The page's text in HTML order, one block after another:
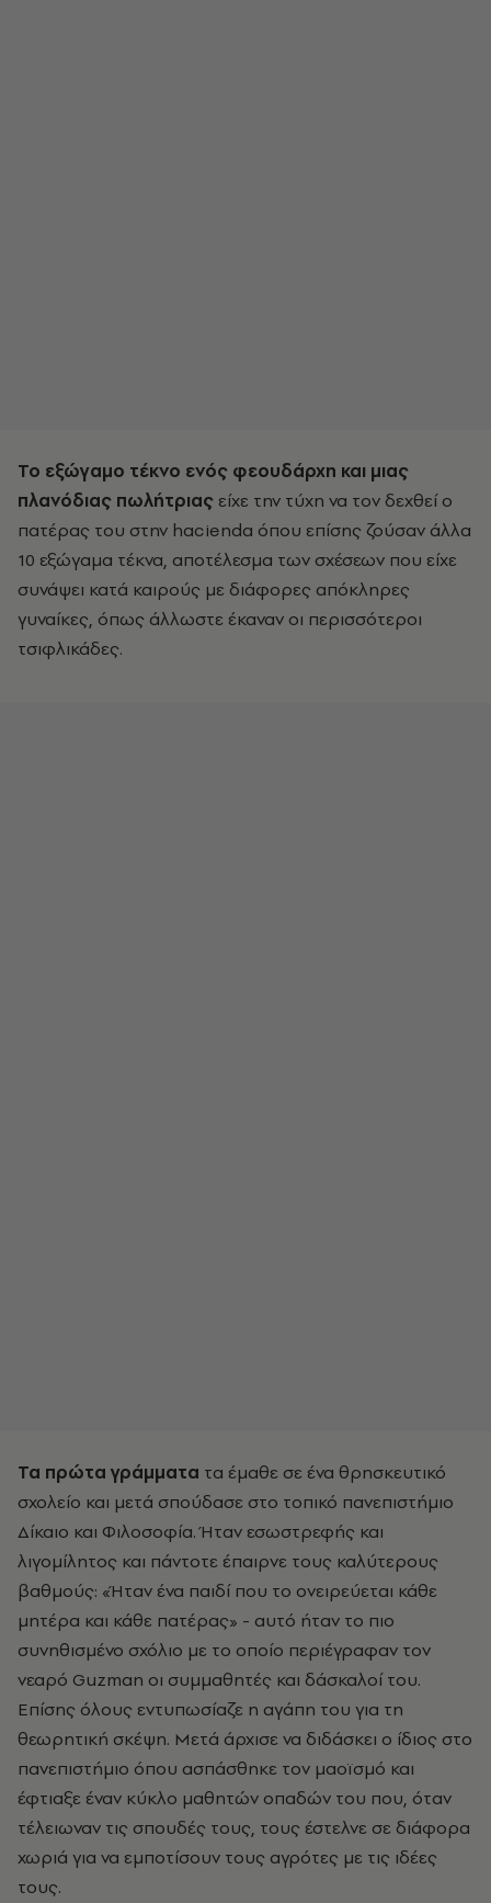
To εξώγαμο τέκνο ενός φεουδάρχη και μιας
πλανόδιας πωλήτριας είχε την τύχη να τον δεχθεί ο
πατέρας του στην hacienda όπου επίσης ζούσαν άλλα
10 εξώγαμα τέκνα, αποτέλεσμα των σχέσεων που είχε
συνάψει κατά καιρούς με διάφορες απόκληρες
γυναίκες, όπως άλλωστε έκαναν οι περισσότεροι
τσιφλικάδες.
Τα πρώτα γράμματα τα έμαθε σε ένα θρησκευτικό
σχολείο και μετά σπούδασε στο τοπικό πανεπιστήμιο
Δίκαιο και Φιλοσοφία. Ήταν εσωστρεφής και
λιγομίλητος και πάντοτε έπαιρνε τους καλύτερους
βαθμούς: «Ήταν ένα παιδί που το ονειρεύεται κάθε
μητέρα και κάθε πατέρας» - αυτό ήταν το πιο
συνηθισμένο σχόλιο με το οποίο περιέγραφαν τον
νεαρό Guzman οι συμμαθητές και δάσκαλοί του.
Επίσης όλους εντυπωσίαζε η αγάπη του για τη
θεωρητική σκέψη. Μετά άρχισε να διδάσκει ο ίδιος στο
πανεπιστήμιο όπου ασπάσθηκε τον μαοϊσμό και
έφτιαξε έναν κύκλο μαθητών οπαδών του που, όταν
τέλειωναν τις σπουδές τους, τους έστελνε σε διάφορα
χωριά για να εμποτίσουν τους αγρότες με τις ιδέες
τους.